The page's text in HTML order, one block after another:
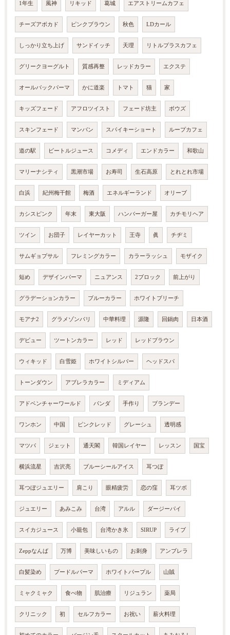
1年生 風神 リキッド 葛城 エアストリームカフェ
チーズアボカド ピンクブラウン 秋色 LDカール
しっかり立ち上げ サンドイッチ 天理 リトルプラスカフェ
グリークヨーグルト 質感再整 レッドカラー エクステ
オールバックパーマ かに道楽 トマト 猫 家
キッズフェード アフロツイスト フェード坊主 ボウズ
スキンフェード マンバン スパイキーショート ループカフェ
道の駅 ビートルジュース コメディ エンドカラー 和歌山
マリーナシティ 黒潮市場 お寿司 生石高原 とれとれ市場
白浜 紀州梅干館 梅酒 エネルギーランド オリーブ
カシスピンク 年末 東大阪 ハンバーガー屋 カチモリヘア
ツイン お団子 レイヤーカット 王寺 眞 チヂミ
サムギョプサル フレミングカラー カラーラッシュ モザイク
短め デザインパーマ ニュアンス 2ブロック 前上がり
グラデーションカラー ブルーカラー ホワイトブリーチ
モアナ2 グラメゾンパリ 中華料理 源隆 回鍋肉 日本酒
デビュー ツートンカラー レッド レッドブラウン
ウィキッド 白雪姫 ホワイトシルバー ヘッドスパ
トーンダウン アブレラカラー ミディアム
アドベンチャーワールド パンダ 手作り ブランデー
ワンホン 中国 ピンクレッド グレーシュ 透明感
マツパ ジェット 通天閣 韓国レイヤー レッスン 国宝
横浜流星 吉沢亮 ブルーシールアイス 耳つぼ
耳つぼジュエリー 肩こり 眼精疲労 恋の窪 耳ツボ
ジュエリー あみこみ 台湾 アルル ダージーパイ
スイカジュース 小籠包 台湾かき氷 SIRUP ライブ
Zeppなんば 万博 美味しいもの お刺身 アンブレラ
白髪染め プードルパーマ ホワイトパープル 山賊
ミャクミャク 食べ物 肌治療 リジュラン 薬局
クリニック 初 セルフカラー お祝い 薪火料理